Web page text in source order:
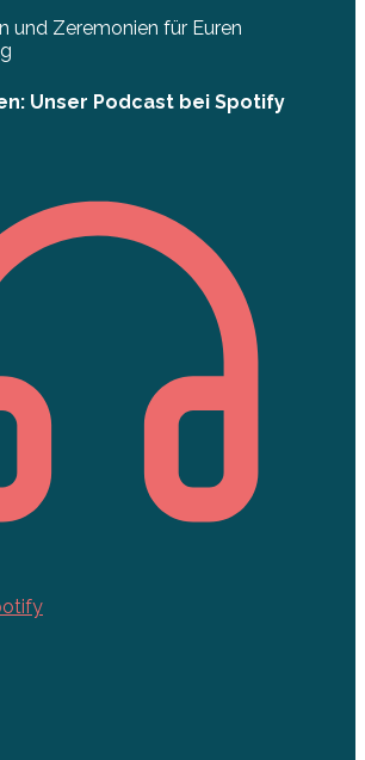
und Zeremonien für Euren
Unser Podcast bei Spotify